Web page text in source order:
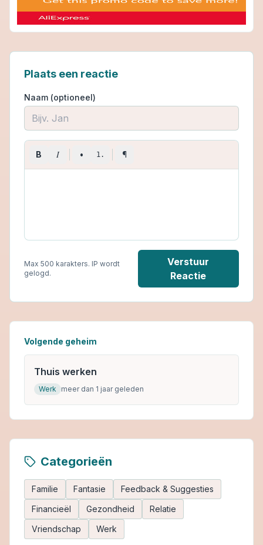
Plaats een reactie
Naam (optioneel)
B I • 1. ¶
Max 500 karakters. IP wordt
gelogd.
Verstuur
Reactie
Volgende geheim
Thuis werken
Werk meer dan 1 jaar geleden
Categorieën
Familie Fantasie
Feedback & Suggesties
Financieël
Gezondheid
Relatie
Vriendschap
Werk